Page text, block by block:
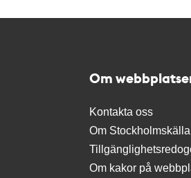
Om
Kontakta oss
Om
Om kakor på